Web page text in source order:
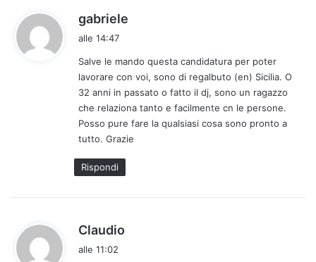
gabriele
e
t
t
o
alle 14:47
Salve le mando questa candidatura per poter
lavorare con voi, sono di regalbuto (en) Sicilia. O
32 anni in passato o fatto il dj, sono un ragazzo
che relaziona tanto e facilmente cn le persone.
Posso pure fare la qualsiasi cosa sono pronto a
tutto. Grazie
Rispondi
Claudio
alle 11:02